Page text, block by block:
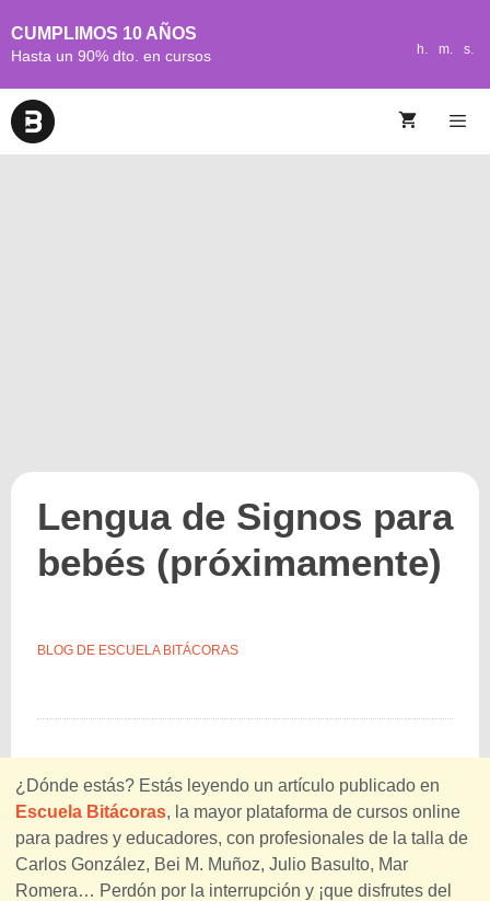
CUMPLIMOS 10 AÑOS
Hasta un 90% dto. en cursos h. m. s.
Lengua de Signos para
bebés (próximamente)
BLOG DE ESCUELA BITÁCORAS
¿Dónde estás? Estás leyendo un artículo publicado en
Escuela Bitácoras, la mayor plataforma de cursos online
para padres y educadores, con profesionales de la talla de
Carlos González, Bei M. Muñoz, Julio Basulto, Mar
Romera… Perdón por la interrupción y ¡que disfrutes del